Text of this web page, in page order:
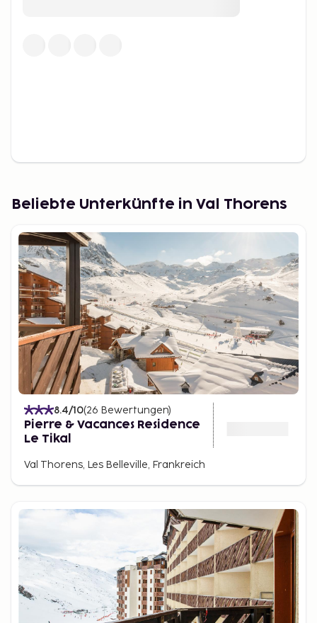
Beliebte Unterkünfte in Val Thorens
8.4/10(26 Bewertungen)
Pierre & Vacances Residence
Le Tikal
Val Thorens, Les Belleville, Frankreich